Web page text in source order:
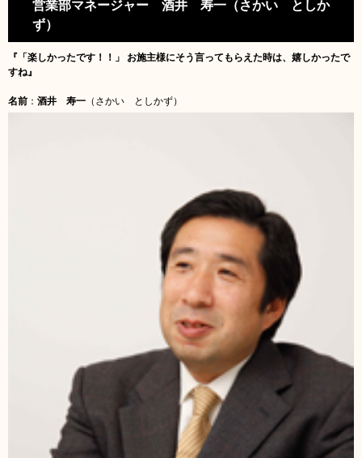
営業部マネージャー 酒井 寿一（さかい としか
ず）
『「楽しかったです！！」 お施主様にそう言ってもらえた時は、嬉しかったで
すね』
名前 ： 酒井 寿一 （さかい としかず）